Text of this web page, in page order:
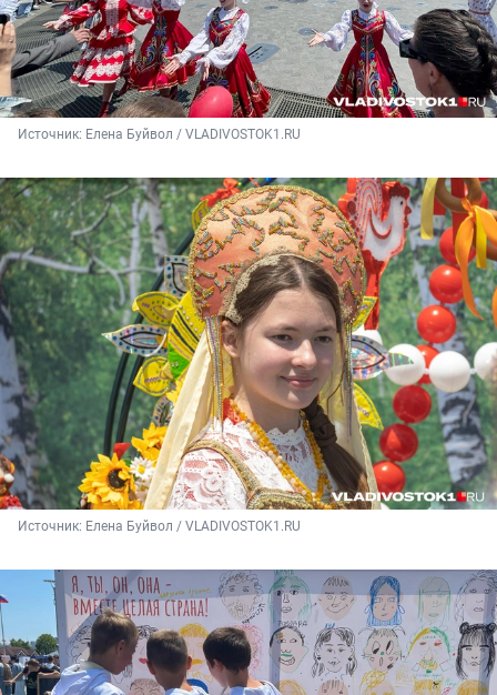
Источник: Елена Буйвол / VLADIVOSTOK1.RU
Источник: Елена Буйвол / VLADIVOSTOK1.RU